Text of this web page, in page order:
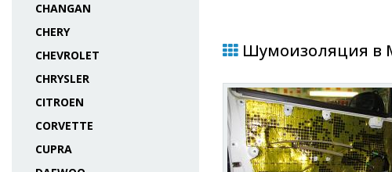
CHANGAN
CHERY
CHEVROLET
CHRYSLER
CITROEN
CORVETTE
CUPRA
Шумоизоляция в